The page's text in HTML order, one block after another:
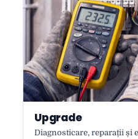
Upgrade
Diagnosticare, reparații și